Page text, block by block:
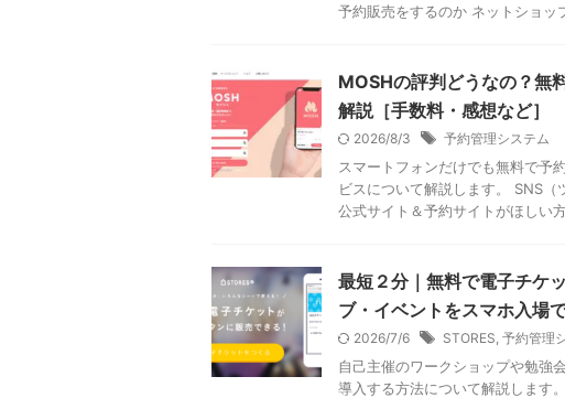
予約販売をするのか ネットショッ
MOSHの評判どうなの？無
解説［手数料・感想など］
2026/8/3 予約管理システム
スマートフォンだけでも無料で予
ビスについて解説します。 SNS（
公式サイト＆予約サイトがほしい
最短２分｜無料で電子チケ
ブ・イベントをスマホ入場
2026/7/6 STORES 予約管理
自己主催のワークショップや勉強
導入する方法について解説します